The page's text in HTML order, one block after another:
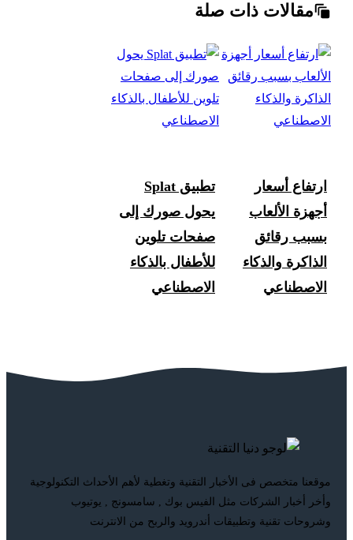
مقالات ذات صلة
ارتفاع أسعار
أجهزة الألعاب
بسبب رقائق
الذاكرة والذكاء
الاصطناعي
تطبيق Splat
يحول صورك إلى
صفحات تلوين
للأطفال بالذكاء
الاصطناعي
موقعنا متخصص فى الأخبار التقنية وتغطية لأهم الأحداث التكنولوجية
وأخر أخبار الشركات مثل الفيس بوك , سامسونج , يوتيوب
وشروحات تقنية وتطبيقات أندرويد والربح من الانترنت